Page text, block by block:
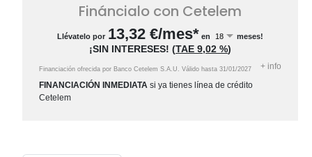
Fináncialo con Cetelem
Llévatelo por 13,32 €/mes* en meses!
¡SIN INTERESES! (TAE 9,02 %)
Financiación ofrecida por Banco Cetelem S.A.U. Válido hasta 31/01/2027 + info
FINANCIACIÓN INMEDIATA si ya tienes línea de crédito
Cetelem